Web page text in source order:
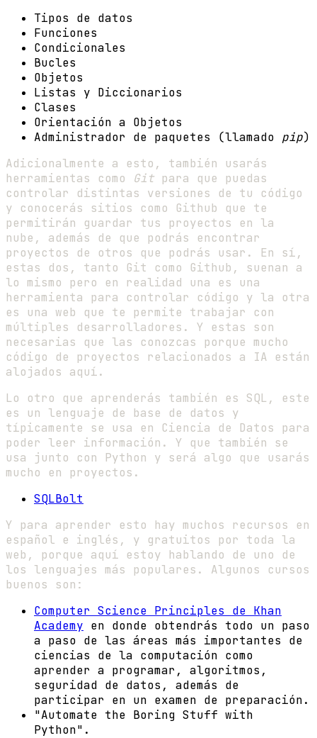
Tipos de datos
Funciones
Condicionales
Bucles
Objetos
Listas y Diccionarios
Clases
Orientación a Objetos
Administrador de paquetes (llamado pip)
Adicionalmente a esto, también usarás
herramientas como Git para que puedas
controlar distintas versiones de tu código
y conocerás sitios como Github que te
permitirán guardar tus proyectos en la
nube, además de que podrás encontrar
proyectos de otros que podrás usar. En sí,
estas dos, tanto Git como Github, suenan a
lo mismo pero en realidad una es una
herramienta para controlar código y la otra
es una web que te permite trabajar con
múltiples desarrolladores. Y estas son
necesarias que las conozcas porque mucho
código de proyectos relacionados a IA están
alojados aquí.
Lo otro que aprenderás también es SQL, este
es un lenguaje de base de datos y
típicamente se usa en Ciencia de Datos para
poder leer información. Y que también se
usa junto con Python y será algo que usarás
mucho en proyectos.
SQLBolt
Y para aprender esto hay muchos recursos en
español e inglés, y gratuitos por toda la
web, porque aquí estoy hablando de uno de
los lenguajes más populares. Algunos cursos
buenos son:
Computer Science Principles de Khan
Academy en donde obtendrás todo un paso
a paso de las áreas más importantes de
ciencias de la computación como
aprender a programar, algoritmos,
seguridad de datos, además de
participar en un examen de preparación.
"Automate the Boring Stuff with
Python".